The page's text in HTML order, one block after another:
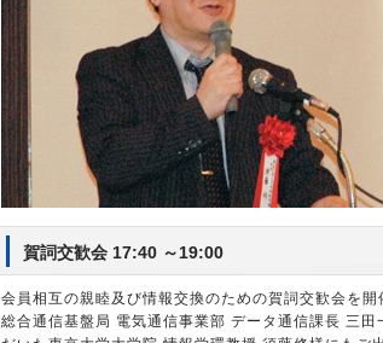
賀詞交歓会 17:40 ～19:00
会員相互の親睦及び情報交換のための賀詞交歓会を
総合通信基盤局 電気通信事業部 データ通信課長 三